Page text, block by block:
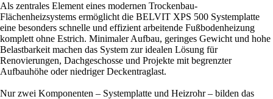
Als zentrales Element eines modernen Trockenbau-
Flächenheizsystems ermöglicht die BELVIT XPS 500 Systemplatte
eine besonders schnelle und effizient arbeitende Fußbodenheizung
komplett ohne Estrich. Minimaler Aufbau, geringes Gewicht und hohe
Belastbarkeit machen das System zur idealen Lösung für
Renovierungen, Dachgeschosse und Projekte mit begrenzter
Aufbauhöhe oder niedriger Deckentraglast.
Nur zwei Komponenten – Systemplatte und Heizrohr – bilden das